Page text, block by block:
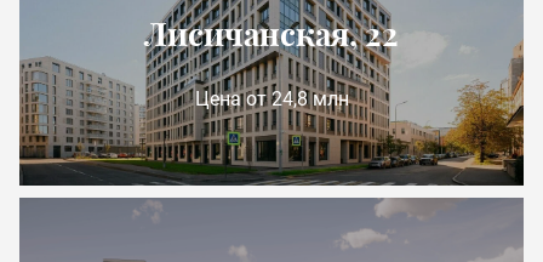
Лисичанская, 22
Цена от 24,8 млн